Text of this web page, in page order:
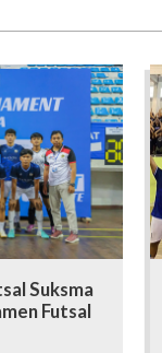
Suksma
Futsal